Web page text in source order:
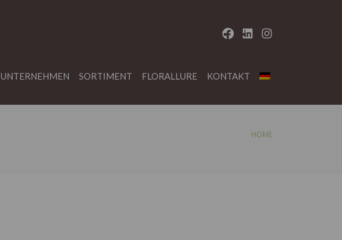
UNTERNEHMEN SORTIMENT FLORALLURE KONTAKT
HOME